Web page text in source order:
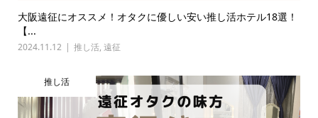
大阪遠征にオススメ！オタクに優しい安い推し活ホテル18選！
【...
2024.11.12 推し活, 遠征
推し活